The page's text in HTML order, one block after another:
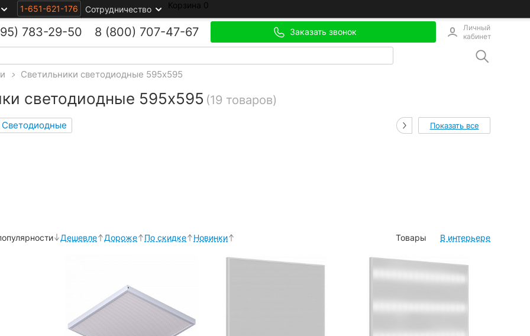
1-651-621-176 Сотрудничество Корзина 0
783-29-50 8 (800) 707-47-67 Заказать звонок
Личный
кабинет
> Светильники светодиодные 595х595
светодиодные 595х595 (19 товаров)
Светодиодные Показать все
Дешевле Дороже По скидке Новинки Товары В интерьере